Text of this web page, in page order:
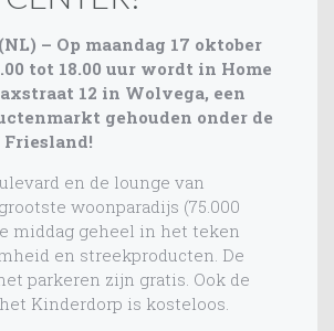
– Op maandag 17 oktober
tot 18.00 uur wordt in Home
12 in Wolvega, een
gehouden onder de
Friesland!
en de lounge van
woonparadijs (75.000
middag geheel in het teken
en streekproducten. De
parkeren zijn gratis. Ook de
Kinderdorp is kosteloos.